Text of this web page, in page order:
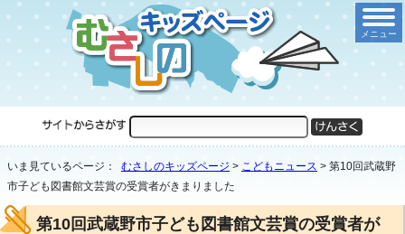
メニュー
いま見ているページ： むさしのキッズページ > こどもニュース > 第10回武蔵野
市子ども図書館文芸賞の受賞者がきまりました
第10回武蔵野市子ども図書館文芸賞の受賞者が